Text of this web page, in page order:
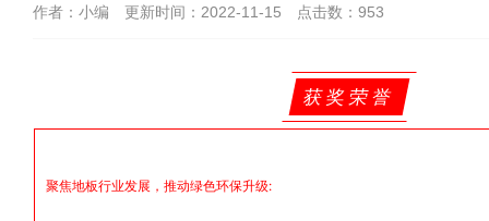
作者：小编 更新时间：2022-11-15 点击数： 953
获奖荣誉
聚焦地板行业发展，推动绿色环保升级: